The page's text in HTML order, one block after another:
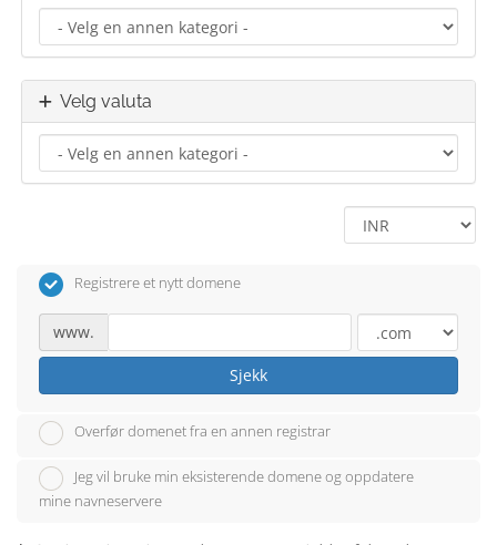
Velg valuta
Registrere et nytt domene
www.
Sjekk
Overfør domenet fra en annen registrar
Jeg vil bruke min eksisterende domene og oppdatere
mine navneservere